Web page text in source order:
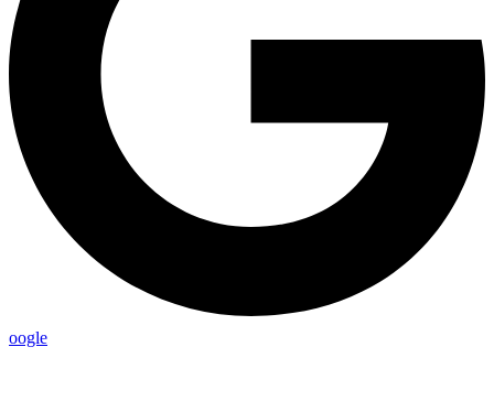
oogle